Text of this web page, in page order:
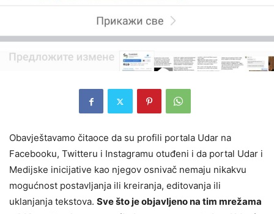
Obavještavamo čitaoce da su profili portala Udar na
Facebooku, Twitteru i Instagramu otuđeni i da portal Udar i
Medijske inicijative kao njegov osnivač nemaju nikakvu
mogućnost postavljanja ili kreiranja, editovanja ili
uklanjanja tekstova. Sve što je objavljeno na tim mrežama